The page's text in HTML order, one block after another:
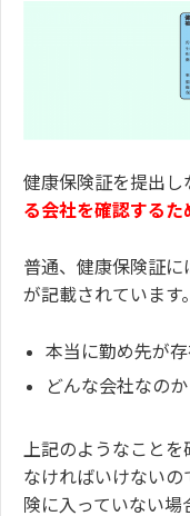
健康保険証を提出し
る会社を確認するた
普通、健康保険証に
が記載されています。
本当に勤め先が
どんな会社なのか
上記のようなこと
なければいけないの
険に入っていない